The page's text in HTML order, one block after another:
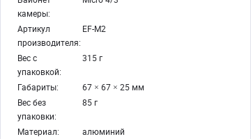
камеры:
Артикул
производителя:
EF-M2
Вес с
упаковкой:
315 г
Габариты:
67 × 67 × 25 мм
Вес без
упаковки:
85 г
Материал:
алюминий